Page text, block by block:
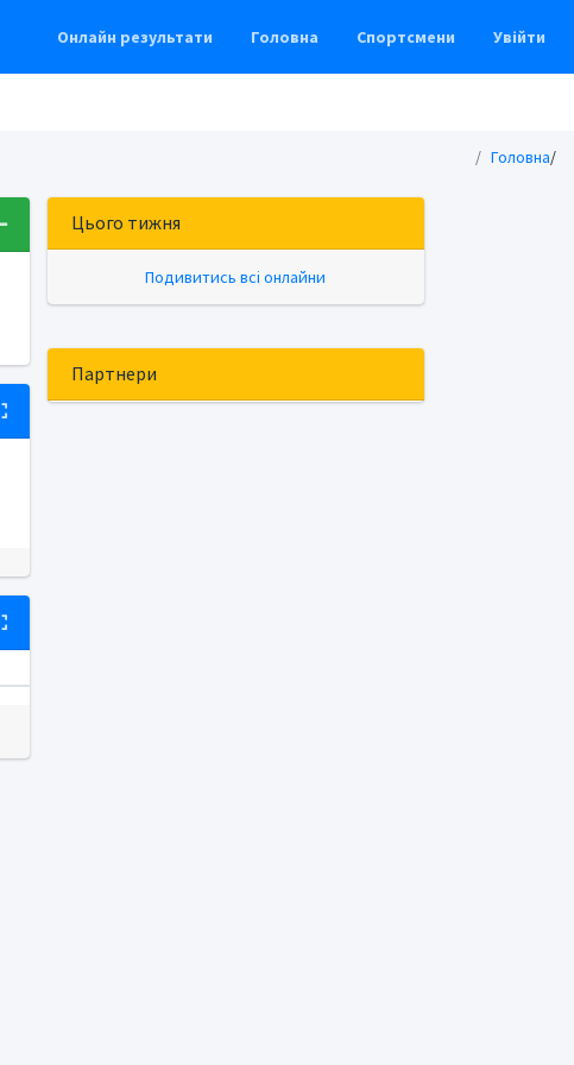
Онлайн результати Головна Спортсмени Увійти
Головна/
Цього тижня
Подивитись всі онлайни
Партнери